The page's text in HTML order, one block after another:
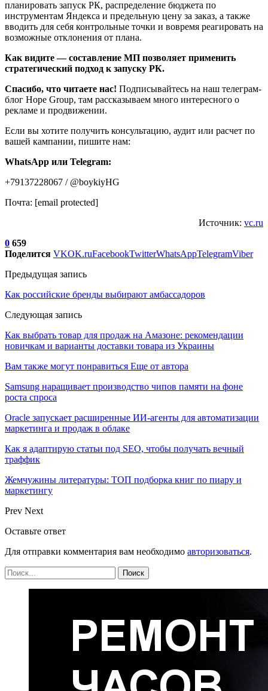
планировать запуск РК, распределение бюджета по
инструментам Яндекса и предельную цену за заказ, а также
вводить для себя контрольные точки и вовремя реагировать на
возможные отклонения от плана.
Как видите — составление МП позволяет применить
стратегический подход к запуску РК.
Спасибо, что читаете нас! Подписывайтесь на наш телеграм-
блог Hope Group, там рассказываем много интересного о
рекламе и продвижении.
Если вы хотите получить консультацию, аудит или расчет по
вашей кампании, пишите нам:
WhatsApp или Telegram:
+79137228067 / @boykiyHG
Почта: [email protected]
Источник: vc.ru
0 659
Поделится VKOK.ruFacebookTwitterWhatsAppTelegramViber
Предыдущая запись
Как российские бренды выбирают амбассадоров
Следующая запись
Как выбрать товар для продаж на Амазоне: рекомендации
новичкам и варианты доставки товара из Украины
Вам также могут понравиться Еще от автора
Samsung наращивает производство чипов памяти на фоне
роста спроса
Oracle запускает расширенные ИИ‑агенты для автоматизации
маркетинга и продаж в облаке
Как я адаптирую статьи под SEO, чтобы получать вечный
траффик
Жемчужины литературы: ТОП подборка книг по пиару и
маркетингу
Prev Next
Оставьте ответ
Для отправки комментария вам необходимо авторизоваться.